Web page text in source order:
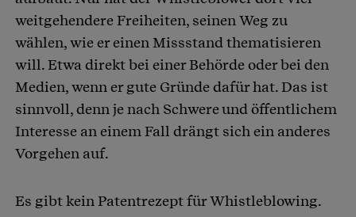
weitgehendere Freiheiten, seinen Weg zu
wählen, wie er einen Missstand thematisieren
will. Etwa direkt bei einer Behörde oder bei den
Medien, wenn er gute Gründe dafür hat. Das ist
sinnvoll, denn je nach Schwere und öffentlichem
Interesse an einem Fall drängt sich ein anderes
Vorgehen auf.
Es gibt kein Patentrezept für Whistleblowing.